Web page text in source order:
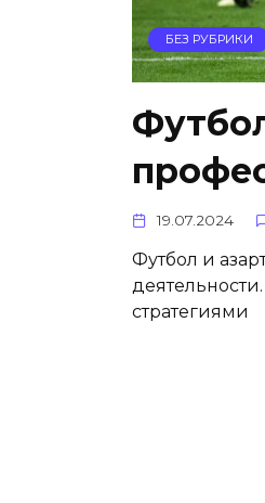
БЕЗ РУБРИКИ
19.07.2024
Футбол и
стратегиями